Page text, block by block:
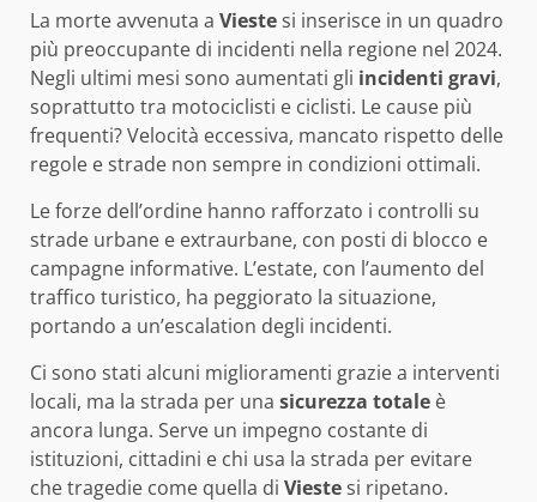
La morte avvenuta a Viestesi inserisce in un quadro
più preoccupante di incidenti nella regione nel 2024.
Negli ultimi mesi sono aumentati gli incidenti gravi,
soprattutto tra motociclisti e ciclisti. Le cause più
frequenti? Velocità eccessiva, mancato rispetto delle
regole e strade non sempre in condizioni ottimali.
Le forze dell’ordine hanno rafforzato i controlli su
strade urbane e extraurbane, con posti di blocco e
campagne informative. L’estate, con l’aumento del
traffico turistico, ha peggiorato la situazione,
portando a un’escalation degli incidenti.
Ci sono stati alcuni miglioramenti grazie a interventi
locali, ma la strada per una sicurezza totale è
ancora lunga. Serve un impegno costante di
istituzioni, cittadini e chi usa la strada per evitare
che tragedie come quella di Viestesi ripetano.